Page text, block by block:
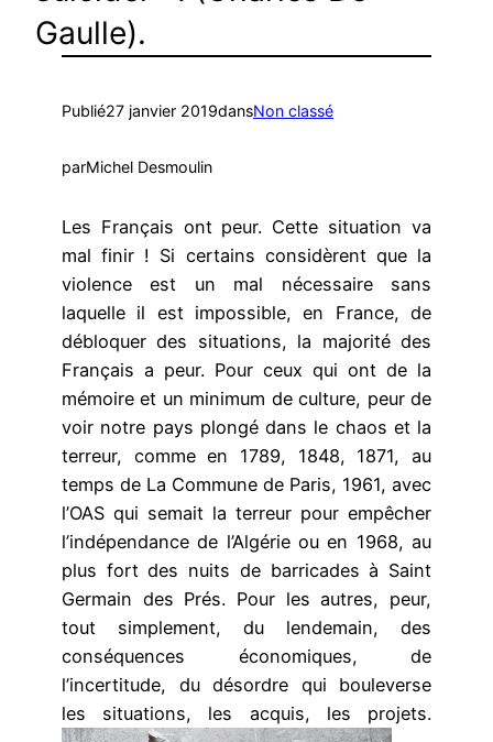
Gaulle).
Publié27 janvier 2019dansNon classé
parMichel Desmoulin
Les Français ont peur. Cette situation va
mal finir ! Si certains considèrent que la
violence est un mal nécessaire sans
laquelle il est impossible, en France, de
débloquer des situations, la majorité des
Français a peur. Pour ceux qui ont de la
mémoire et un minimum de culture, peur de
voir notre pays plongé dans le chaos et la
terreur, comme en 1789, 1848, 1871, au
temps de La Commune de Paris, 1961, avec
l’OAS qui semait la terreur pour empêcher
l’indépendance de l’Algérie ou en 1968, au
plus fort des nuits de barricades à Saint
Germain des Prés. Pour les autres, peur,
tout simplement, du lendemain, des
conséquences économiques, de
l’incertitude, du désordre qui bouleverse
les situations, les acquis, les projets.